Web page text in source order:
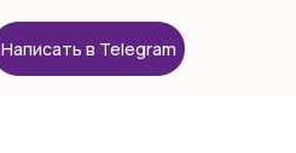
Написать в Telegram